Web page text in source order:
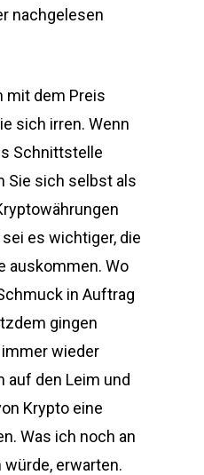
nachgelesen
mit dem Preis
sich irren. Wenn
Schnittstelle
Sie sich selbst als
es wichtiger, die
auskommen. Wo
in Auftrag
gingen
wieder
auf den Leim und
Krypto eine
Was ich noch an
erwarten.